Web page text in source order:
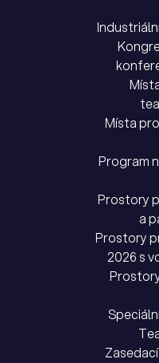
Místa
Program
Prostory
a
Prostory
2026 s